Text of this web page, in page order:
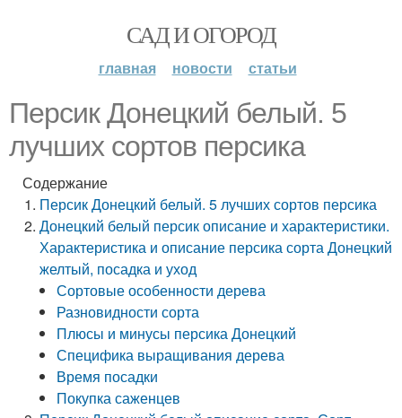
САД И ОГОРОД
главная новости статьи
Персик Донецкий белый. 5
лучших сортов персика
Содержание
Персик Донецкий белый. 5 лучших сортов персика
Донецкий белый персик описание и характеристики.
Характеристика и описание персика сорта Донецкий
желтый, посадка и уход
Сортовые особенности дерева
Разновидности сорта
Плюсы и минусы персика Донецкий
Специфика выращивания дерева
Время посадки
Покупка саженцев